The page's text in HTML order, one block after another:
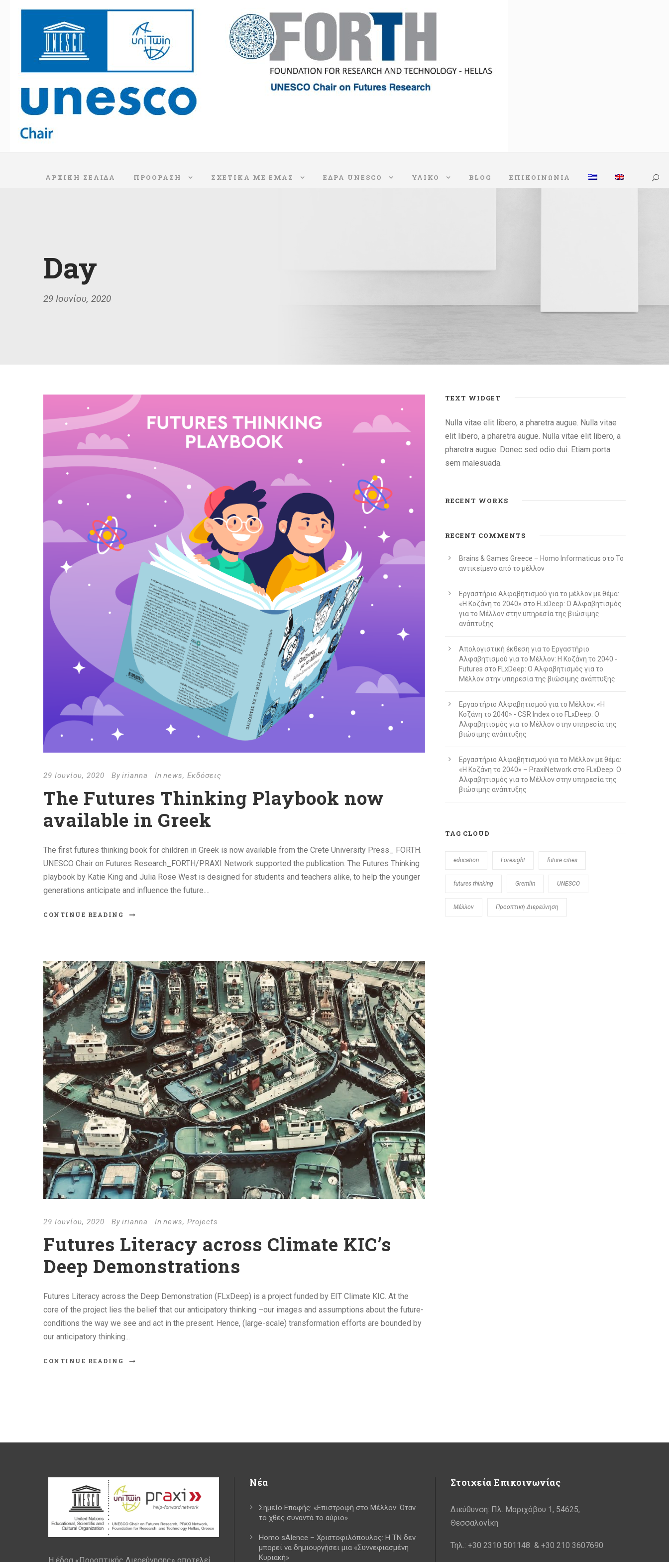
ΑΡΧΙΚΗ ΣΕΛΙΔΑ ΠΡΟΌΡΑΣΗ ΣΧΕΤΙΚΑ ΜΕ ΕΜΑΣ ΈΔΡΑ UNESCO ΥΛΙΚΟ BLOG ΕΠΙΚΟΙΝΩΝΙΑ
Day
29 Ιουνίου, 2020
29 Ιουνίου, 2020 By irianna In news, Εκδόσεις
The Futures Thinking Playbook now
available in Greek
The first futures thinking book for children in Greek is now available from the Crete University Press_ FORTH.
UNESCO Chair on Futures Research_FORTH/PRAXI Network supported the publication. The Futures Thinking
playbook by Katie King and Julia Rose West is designed for students and teachers alike, to help the younger
generations anticipate and influence the future....
CONTINUE READING
29 Ιουνίου, 2020 By irianna In news, Projects
Futures Literacy across Climate KIC’s
Deep Demonstrations
Futures Literacy across the Deep Demonstration (FLxDeep) is a project funded by EIT Climate KIC. At the
core of the project lies the belief that our anticipatory thinking –our images and assumptions about the future-
conditions the way we see and act in the present. Hence, (large-scale) transformation efforts are bounded by
our anticipatory thinking...
CONTINUE READING
TEXT WIDGET
Nulla vitae elit libero, a pharetra augue. Nulla vitae
elit libero, a pharetra augue. Nulla vitae elit libero, a
pharetra augue. Donec sed odio dui. Etiam porta
sem malesuada.
RECENT WORKS
RECENT COMMENTS
Brains & Games Greece – Homo Informaticus στο To
αντικείμενο από το μέλλον
Εργαστήριο Αλφαβητισμού για το μέλλον με θέμα:
«Η Κοζάνη το 2040» στο FLxDeep: Ο Αλφαβητισμός
για το Μέλλον στην υπηρεσία της βιώσιμης
ανάπτυξης
Απολογιστική έκθεση για το Εργαστήριο
Αλφαβητισμού για το Μέλλον: Η Κοζάνη το 2040 -
Futures στο FLxDeep: Ο Αλφαβητισμός για το
Μέλλον στην υπηρεσία της βιώσιμης ανάπτυξης
Εργαστήριο Αλφαβητισμού για το Μέλλον: «Η
Κοζάνη το 2040» - CSR Indexστο FLxDeep: Ο
Αλφαβητισμός για το Μέλλον στην υπηρεσία της
βιώσιμης ανάπτυξης
Εργαστήριο Αλφαβητισμού για το Μέλλον με θέμα:
«Η Κοζάνη το 2040» – PraxiNetworkστο FLxDeep: Ο
Αλφαβητισμός για το Μέλλον στην υπηρεσία της
βιώσιμης ανάπτυξης
TAG CLOUD
education Foresight future cities
futures thinking Gremlin UNESCO
Μέλλον Προοπτική Διερεύνηση
Νέα
Σημείο Επαφής: «Επιστροφή στο Μέλλον: Όταν
το χθες συναντά το αύριο»
Homo sAIence – Χριστοφιλόπουλος: Η ΤΝ δεν
μπορεί να δημιουργήσει μια «Συννεφιασμένη
Κυριακή»
Στοιχεία Επικοινωνίας
Διεύθυνση: Πλ. Μοριχόβου 1, 54625,
Θεσσαλονίκη
Τηλ.: +30 2310 501148 & +30 210 3607690